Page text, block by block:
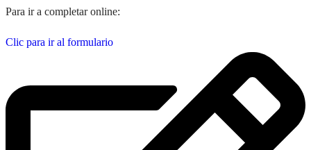
Para ir a completar online:
Clic para ir al formulario